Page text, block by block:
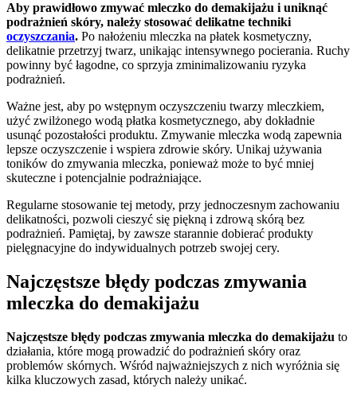
Aby prawidłowo zmywać mleczko do demakijażu i uniknąć
podrażnień skóry, należy stosować delikatne techniki
oczyszczania. Po nałożeniu mleczka na płatek kosmetyczny,
delikatnie przetrzyj twarz, unikając intensywnego pocierania. Ruchy
powinny być łagodne, co sprzyja zminimalizowaniu ryzyka
podrażnień.
Ważne jest, aby po wstępnym oczyszczeniu twarzy mleczkiem,
użyć zwilżonego wodą płatka kosmetycznego, aby dokładnie
usunąć pozostałości produktu. Zmywanie mleczka wodą zapewnia
lepsze oczyszczenie i wspiera zdrowie skóry. Unikaj używania
toników do zmywania mleczka, ponieważ może to być mniej
skuteczne i potencjalnie podrażniające.
Regularne stosowanie tej metody, przy jednoczesnym zachowaniu
delikatności, pozwoli cieszyć się piękną i zdrową skórą bez
podrażnień. Pamiętaj, by zawsze starannie dobierać produkty
pielęgnacyjne do indywidualnych potrzeb swojej cery.
Najczęstsze błędy podczas zmywania
mleczka do demakijażu
Najczęstsze błędy podczas zmywania mleczka do demakijażu to
działania, które mogą prowadzić do podrażnień skóry oraz
problemów skórnych. Wśród najważniejszych z nich wyróżnia się
kilka kluczowych zasad, których należy unikać.